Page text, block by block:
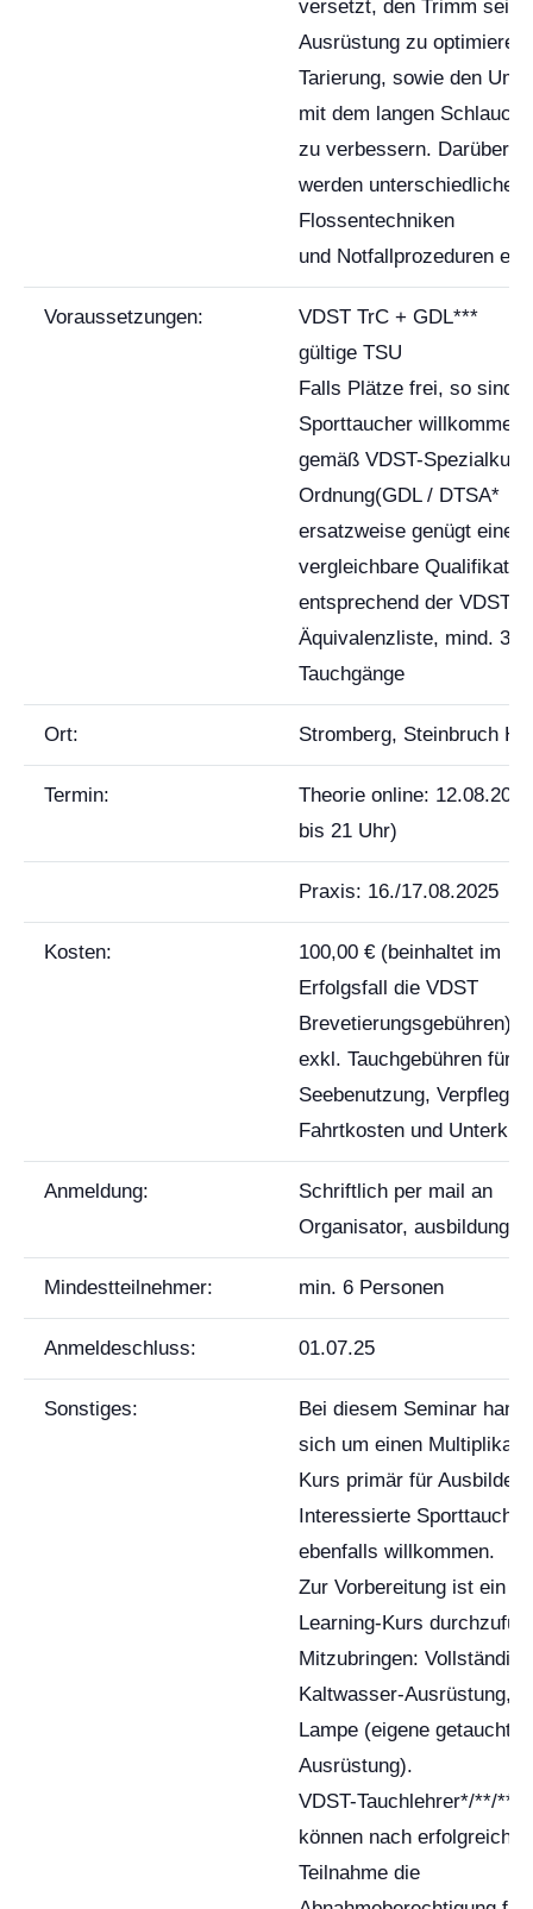
versetzt, den Trimm
Ausrüstung zu
Tarierung, sowie den
mit dem langen Schlauch
zu verbessern. Darüber
werden unterschiedliche
Flossentechniken
und Notfallprozeduren
Voraussetzungen:
VDST TrC + GDL***
gültige TSU
Falls Plätze frei, so sind
Sporttaucher
gemäß VDST-
Ordnung(GDL / DTSA*
ersatzweise genügt eine
vergleichbare
entsprechend der VDST-
Äquivalenzliste, mind. 30
Tauchgänge
Ort: Stromberg, Steinbruch
Termin:
Theorie online:
bis 21 Uhr)
Praxis: 16./17.08.2025
Kosten:
100,00 € (beinhaltet im
Erfolgsfall die VDST
Brevetierungsgebühren).
exkl. Tauchgebühren für
Seebenutzung,
Fahrtkosten und
Anmeldung:
Schriftlich per mail an
Organisator,
Mindestteilnehmer: min. 6 Personen
Anmeldeschluss: 01.07.25
Sonstiges:
Bei diesem Seminar
sich um einen
Kurs primär für Ausbilder.
Interessierte
ebenfalls willkommen.
Zur Vorbereitung ist ein E-
Learning-Kurs
Mitzubringen: Vollständige
Kaltwasser-Ausrüstung,
Lampe (eigene getauchte
Ausrüstung).
VDST-Tauchlehrer*/**/
können nach erfolgreicher
Teilnahme die